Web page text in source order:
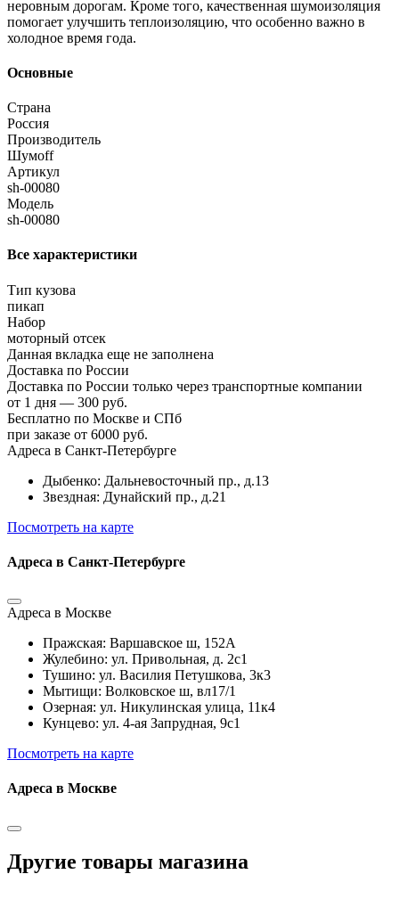
неровным дорогам. Кроме того, качественная шумоизоляция
помогает улучшить теплоизоляцию, что особенно важно в
холодное время года.
Основные
Страна
Россия
Производитель
Шумoff
Артикул
sh-00080
Модель
sh-00080
Все характеристики
Тип кузова
пикап
Набор
моторный отсек
Данная вкладка еще не заполнена
Доставка по России
Доставка по России только через транспортные компании
от 1 дня — 300 руб.
Бесплатно по Москве и СПб
при заказе от 6000 руб.
Адреса в Санкт-Петербурге
Дыбенко: Дальневосточный пр., д.13
Звездная: Дунайский пр., д.21
Посмотреть на карте
Адреса в Санкт-Петербурге
Адреса в Москве
Пражская: Варшавское ш, 152А
Жулебино: ул. Привольная, д. 2с1
Тушино: ул. Василия Петушкова, 3к3
Мытищи: Волковское ш, вл17/1
Озерная: ул. Никулинская улица, 11к4
Кунцево: ул. 4-ая Запрудная, 9с1
Посмотреть на карте
Адреса в Москве
Другие товары магазина